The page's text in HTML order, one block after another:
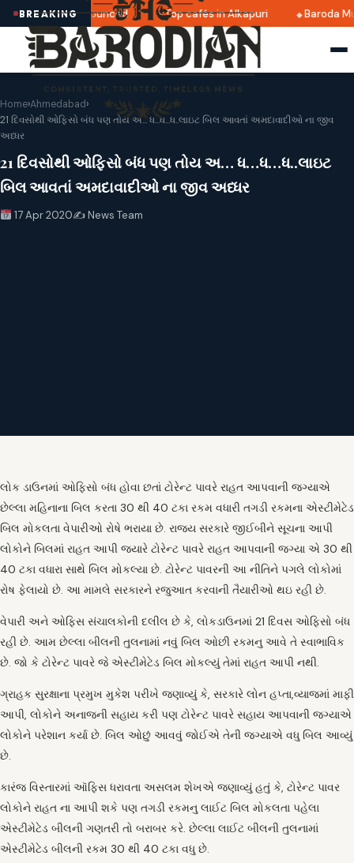
BREAKING
2025 dates announced Top cafés in Alkapuri Baroda
Home›Ahmedabad›
21 દિવસોથી ઓફિસો બંધ પણ તોય અ… ધ…ધ…ધ..લાઇટ બિલ આવતાં અમદાવાદીઓ ના જીવ
અધ્ધર
21 દિવસોથી ઓફિસો બંધ પણ તોય અ… ધ…ધ…ધ..લાઇટ
બિલ આવતાં અમદાવાદીઓ ના જીવ અધ્ધર
17 Apr 2020✍️ News Team
લોક ડાઉનમાં ઓફિસો બંધ હોવા છતાં ટોરેન્ટ પાવરે રાહત આપવાની જગ્યાએ
છેલ્લા મહિનાના બિલ કરતા 30 થી 40 ટકા રકમ વધારી તગડી રકમના એસ્ટીમેટેડ
બિલ મોકલતા વેપારીઓ રોષે ભરાયા છે. રાજ્ય સરકારે જીઈબીને સૂચના આપી
લોકોને બિલમાં રાહત આપી જ્યારે ટોરેન્ટ પાવરે રાહત આપવાની જગ્યા એ 30 થી
40 ટકા વધારા સાથે બિલ મોકલ્યા છે. ટોરેન્ટ પાવરની આ નીતિને પગલે લોકોમાં
રોષ ફેલાયો છે. આ મામલે સરકારને રજુઆત કરવાની તૈયારીઓ થઇ રહી છે.
વેપારી અને ઓફિસ સંચાલકોની દલીલ છે કે, લોકડાઉનમાં 21 દિવસ ઓફિસો બંધ
રહી છે. આમ છેલ્લા બીલની તુલનામાં નવું બિલ ઓછી રકમનુ આવે તે સ્વાભાવિક
છે. જો કે ટોરેન્ટ પાવરે જે એસ્ટીમેટેડ બિલ મોકલ્યું તેમાં રાહત આપી નથી.
ગ્રાહક સુરક્ષાના પ્રમુખ મુકેશ પરીખે જણાવ્યું કે, સરકારે લોન હપ્તા,વ્યાજમાં માફી
આપી, લોકોને અનાજની સહાય કરી પણ ટોરેન્ટ પાવરે સહાય આપવાની જગ્યાએ
લોકોને પરેશાન કર્યા છે. બિલ ઓછું આવવું જોઈએ તેની જગ્યાએ વધુ બિલ આવ્યું
છે.
કારંજ વિસ્તારમાં ઑફિસ ધરાવતા અસલમ શેખએ જણાવ્યું હતું કે, ટોરેન્ટ પાવર
લોકોને રાહત ના આપી શકે પણ તગડી રકમનુ લાઈટ બિલ મોકલતા પહેલા
એસ્ટીમેટેડ બીલની ગણતરી તો બરાબર કરે. છેલ્લા લાઈટ બીલની તુલનામાં
એસ્ટીમેટેડ બીલની રકમ 30 થી 40 ટકા વધુ છે.